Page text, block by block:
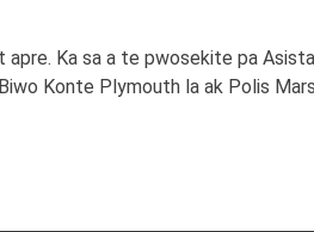
Ka sa a te pwosekite pa
Konte Plymouth la ak Polis